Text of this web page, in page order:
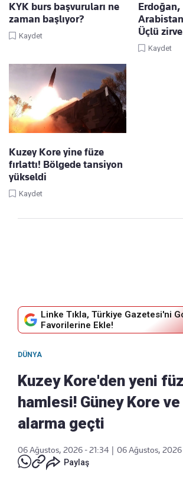
KYK burs başvuruları ne
zaman başlıyor?
Kaydet
Erdoğan,
Üçlü zirve
Kaydet
Kuzey Kore yine füze
fırlattı! Bölgede tansiyon
yükseldi
Kaydet
Linke Tıkla, Türkiye Gazetesi'ni
Favorilerine Ekle!
DÜNYA
Kuzey Kore'den yeni
hamlesi! Güney Kore
alarma geçti
06 Ağustos, 2026 - 21:34
06 Ağustos, 2026
Paylaş